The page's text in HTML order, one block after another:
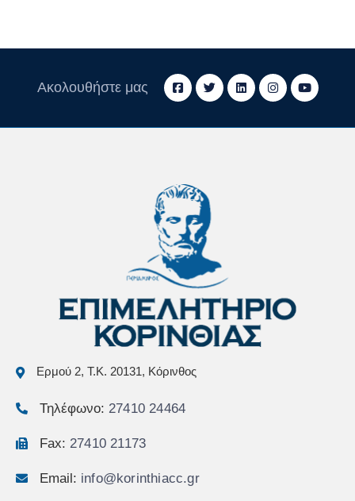
Ακολουθήστε μας
Ερμού 2, Τ.Κ. 20131, Κόρινθος
Τηλέφωνο: 27410 24464
Fax: 27410 21173
Email: info@korinthiacc.gr